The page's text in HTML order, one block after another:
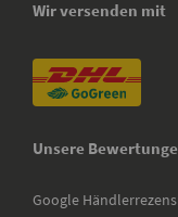
Wir versenden mit
Unsere
Google